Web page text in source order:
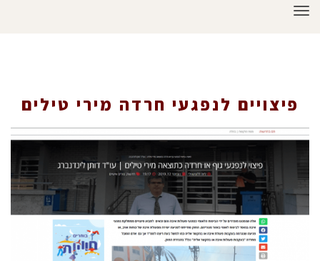
תפריט
פיצויים לנפגעי חרדה מירי טילים